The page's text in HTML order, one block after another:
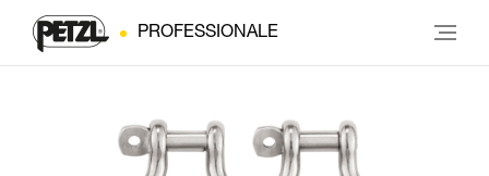
PROFESSIONALE